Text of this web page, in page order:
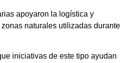
apoyaron la logística y
naturales utilizadas durante
iniciativas de este tipo ayudan